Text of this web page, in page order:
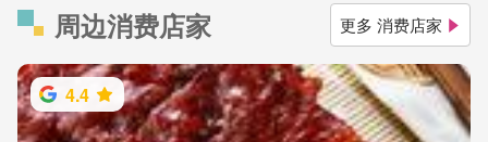
周边消费店家 更多 消费店家
4.4